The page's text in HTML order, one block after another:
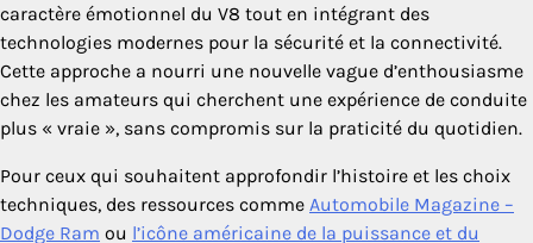
caractère émotionnel du V8 tout en intégrant des
technologies modernes pour la sécurité et la connectivité.
Cette approche a nourri une nouvelle vague d’enthousiasme
chez les amateurs qui cherchent une expérience de conduite
plus « vraie », sans compromis sur la praticité du quotidien.
Pour ceux qui souhaitent approfondir l’histoire et les choix
techniques, des ressources comme Automobile Magazine –
Dodge Ram ou l’icône américaine de la puissance et du